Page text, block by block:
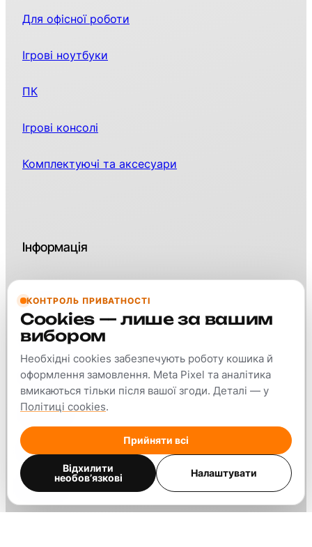
Для офісної роботи
Ігрові ноутбуки
ПК
Ігрові консолі
Комплектуючі та аксесуари
Інформація
Контакти
Про нас
Оплата та доставка
Гарантія
Блог
Відгуки
КОНТРОЛЬ ПРИВАТНОСТІ
Cookies — лише за вашим
вибором
Необхідні cookies забезпечують роботу кошика й
оформлення замовлення. Meta Pixel та аналітика
вмикаються тільки після вашої згоди. Деталі — у
Політиці cookies.
Прийняти всі
Відхилити
необов’язкові
Налаштувати